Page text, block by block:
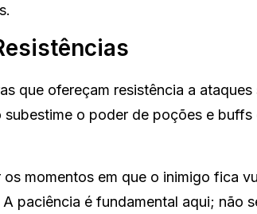
que ofereçam resistência a
o poder de poções e
momentos em que o inimigo fica
paciência é fundamental aqui; não